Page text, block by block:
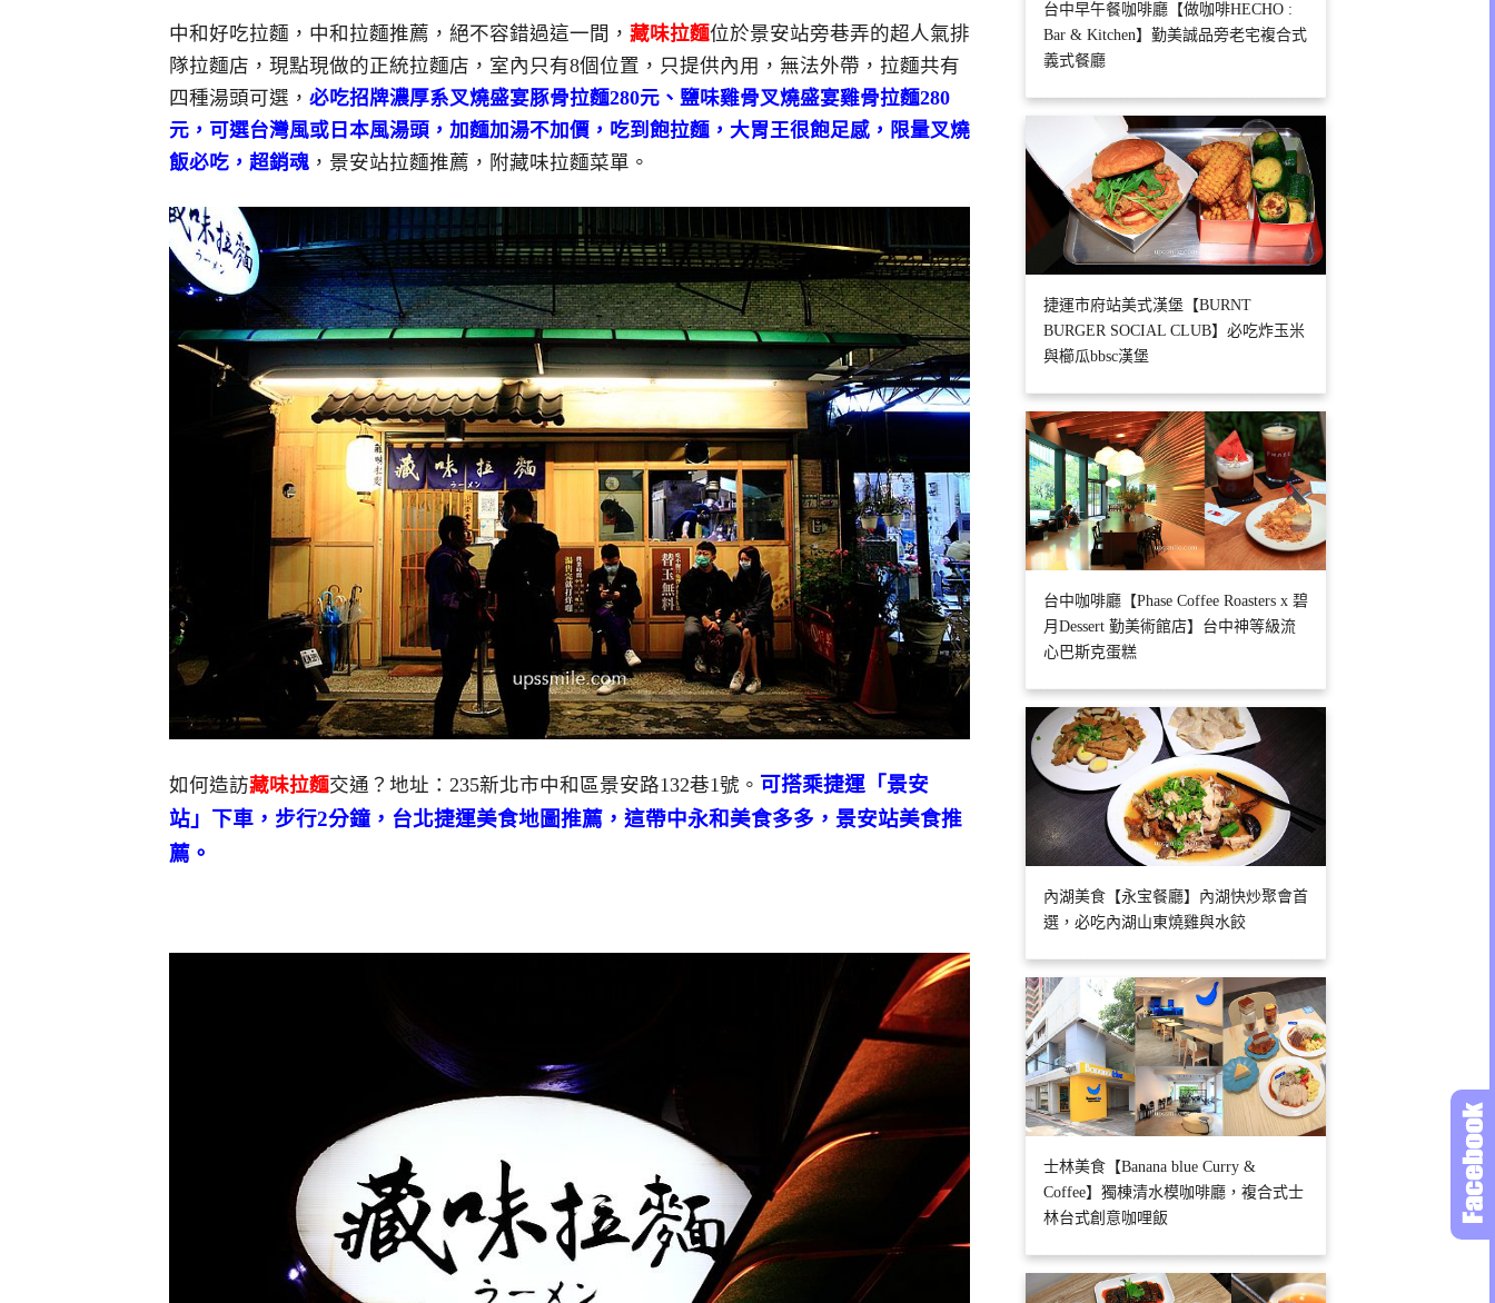
中和好吃拉麵，中和拉麵推薦，絕不容錯過這一間， 藏味拉麵位於景安站旁巷弄的超人氣排
隊拉麵店，現點現做的正統拉麵店，室內只有8個位置，只提供內用，無法外帶，拉麵共有
四種湯頭可選， 必吃招牌濃厚系叉燒盛宴豚骨拉麵280元、鹽味雞骨叉燒盛宴雞骨拉麵280
元，可選台灣風或日本風湯頭，加麵加湯不加價，吃到飽拉麵，大胃王很飽足感，限量叉燒
飯必吃，超銷魂 ，景安站拉麵推薦，附藏味拉麵菜單。
如何造訪藏味拉麵交通？地址：235新北市中和區景安路132巷1號。 可搭乘捷運「景安
站」下車，步行2分鐘，台北捷運美食地圖推薦，這帶中永和美食多多，景安站美食推
薦。
台中早午餐咖啡廳【做咖啡HECHO :
Bar & Kitchen】勤美誠品旁老宅複合式
義式餐廳
捷運市府站美式漢堡【BURNT
BURGER SOCIAL CLUB】必吃炸玉米
與櫛瓜bbsc漢堡
台中咖啡廳【Phase Coffee Roasters x 碧
月Dessert 勤美術館店】台中神等級流
心巴斯克蛋糕
內湖美食【永宝餐廳】內湖快炒聚會首
選，必吃內湖山東燒雞與水餃
士林美食【Banana blue Curry &
Coffee】獨棟清水模咖啡廳，複合式士
林台式創意咖哩飯